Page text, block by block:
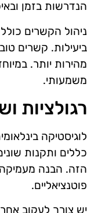
הנדרשות בזמן
ניהול הקשרים
ביעילות. קשרים
מהירות יותר.
משמעותי.
רגולציות
לוגיסטיקה
כללים ותקנות
הזה. הבנה מעמיקה
פוטנציאליים.
יש צורך לעקוב